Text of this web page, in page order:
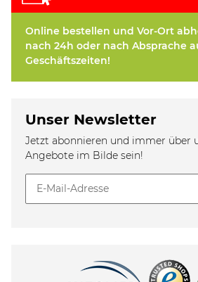
Online bestellen und Vor-Ort
nach 24h oder nach Absprache
Geschäftszeiten!
Unser Newsletter
Jetzt abonnieren und immer über
Angebote im Bilde sein!